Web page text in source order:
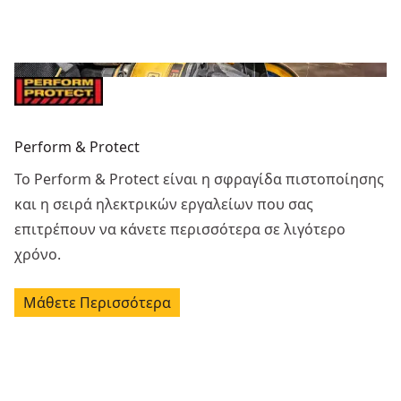
Perform & Protect
Το Perform & Protect είναι η σφραγίδα πιστοποίησης
και η σειρά ηλεκτρικών εργαλείων που σας
επιτρέπουν να κάνετε περισσότερα σε λιγότερο
χρόνο.
Μάθετε Περισσότερα